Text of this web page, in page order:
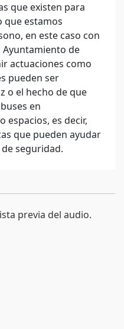
que existen para
que estamos
en este caso con
de
actuaciones como
pueden ser
o el hecho de que
en
espacios, es decir,
que pueden ayudar
seguridad.